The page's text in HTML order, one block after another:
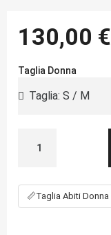
130,00 €
Taglia Donna
📏Taglia Abiti Donna